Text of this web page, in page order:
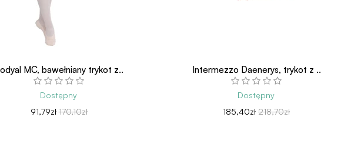
MC, bawełniany trykot z..
Dostępny
91,79zł 170,10zł
Intermezzo Daenerys, trykot z ..
Dostępny
185,40zł 218,70zł